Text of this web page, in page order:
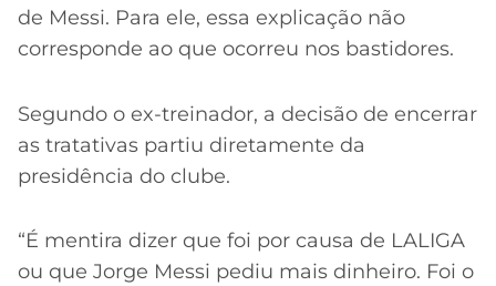
de Messi. Para ele, essa explicação não
corresponde ao que ocorreu nos bastidores.
Segundo o ex-treinador, a decisão de encerrar
as tratativas partiu diretamente da
presidência do clube.
“É mentira dizer que foi por causa de LALIGA
ou que Jorge Messi pediu mais dinheiro. Foi o